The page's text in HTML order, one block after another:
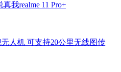
我realme 11 Pro+
人机 可支持20公里无线图传